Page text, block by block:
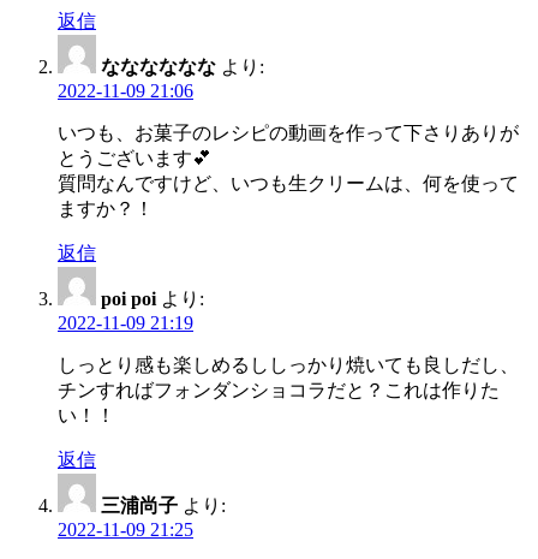
返信
なななななな より:
2022-11-09 21:06
いつも、お菓子のレシピの動画を作って下さりありが
とうございます💕
質問なんですけど、いつも生クリームは、何を使って
ますか？！
返信
poi poi より:
2022-11-09 21:19
しっとり感も楽しめるししっかり焼いても良しだし、
チンすればフォンダンショコラだと？これは作りた
い！！
返信
三浦尚子 より:
2022-11-09 21:25